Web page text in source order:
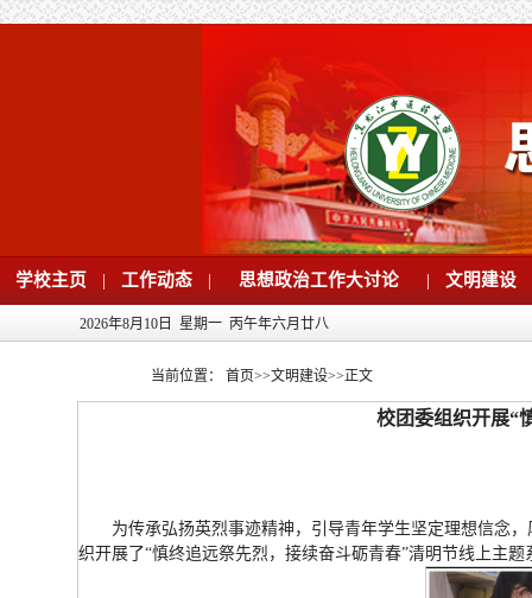
学校主页 | 工作动态 | 思想政治工作大讨论 | 文明建设
2026年8月10日 星期一 丙午年六月廿八
当前位置： 首页>>文明建设>>正文
校团委组织开展“
为传承弘扬英烈事迹精神，引导青年学生坚定理想信念
织开展了“慎终追远祭先烈，接续奋斗砺青春”清明节线上主题